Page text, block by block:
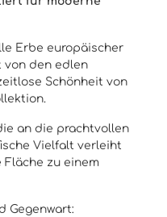
Erbe europäischer
von den edlen
Schönheit von
an die prachtvollen
Vielfalt verleiht
zu einem
Gegenwart: